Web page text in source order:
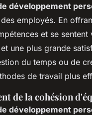
développement
employés. En
et se
une plus grande
du temps ou de
de travail plus
de la cohésion
développement